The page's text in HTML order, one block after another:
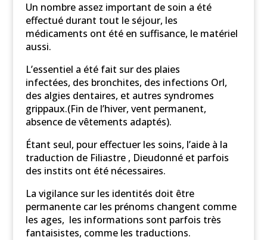
Un nombre assez important de soin a été
effectué durant tout le séjour, les
médicaments ont été en suffisance, le matériel
aussi.
L’essentiel a été fait sur des plaies
infectées, des bronchites, des infections Orl,
des algies dentaires, et autres syndromes
grippaux.(Fin de l’hiver, vent permanent,
absence de vêtements adaptés).
Étant seul, pour effectuer les soins, l’aide à la
traduction de Filiastre , Dieudonné et parfois
des instits ont été nécessaires.
La vigilance sur les identités doit être
permanente car les prénoms changent comme
les ages, les informations sont parfois très
fantaisistes, comme les traductions.